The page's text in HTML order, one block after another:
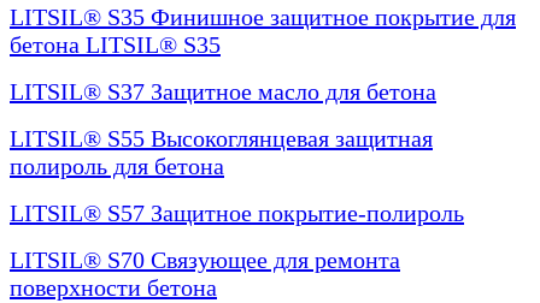
LITSIL® S35 Финишное защитное покрытие для
бетона LITSIL® S35
LITSIL® S37 Защитное масло для бетона
LITSIL® S55 Высокоглянцевая защитная
полироль для бетона
LITSIL® S57 Защитное покрытие-полироль
LITSIL® S70 Связующее для ремонта
поверхности бетона